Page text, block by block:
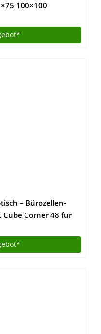
100×100
– Bürozellen-
Cube Corner 48 für